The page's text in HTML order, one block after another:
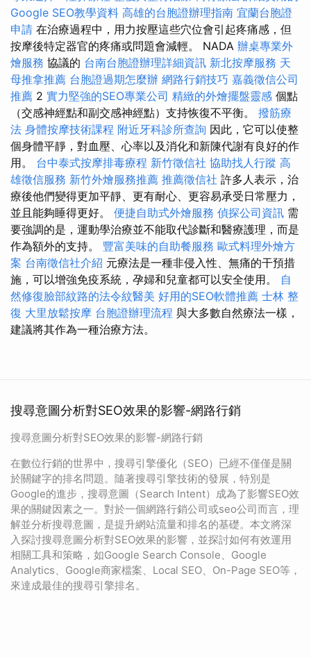
Google SEO教學資料 高雄的台胞證辦理指南 宜蘭台胞證
申請 在治療過程中，用力按壓這些穴位會引起疼痛感，但
按摩後特定器官的疼痛或問題會減輕。 NADA 辦桌專業外
燴服務 協議的 台南台胞證辦理詳細資訊 新北按摩服務 天
母推拿推薦 台胞證過期怎麼辦 網路行銷技巧 嘉義徵信公司
推薦 2 實力堅強的SEO專業公司 精緻的外燴擺盤靈感 個點
（交感神經點和副交感神經點）支持恢復不平衡。 撥筋療
法 身體按摩技術課程 附近牙科診所查詢 因此，它可以使整
個身體平靜，對血壓、心率以及消化和新陳代謝有良好的作
用。 台中泰式按摩排毒療程 新竹徵信社 協助找人行蹤 高
雄徵信服務 新竹外燴服務推薦 推薦徵信社 許多人表示，治
療後他們變得更加平靜、更有耐心、更容易承受日常壓力，
並且能夠睡得更好。 便捷自助式外燴服務 偵探公司資訊 需
要強調的是，運動學治療並不能取代診斷和醫療護理，而是
作為額外的支持。 豐富美味的自助餐服務 歐式料理外燴方
案 台南徵信社介紹 元療法是一種非侵入性、無痛的干預措
施，可以增強免疫系統，孕婦和兒童都可以安全使用。 自
然修復臉部紋路的法令紋醫美 好用的SEO軟體推薦 士林 整
復 大里放鬆按摩 台胞證辦理流程 與大多數自然療法一樣，
建議將其作為一種治療方法。
搜尋意圖分析對SEO效果的影響-網路行銷
搜尋意圖分析對SEO效果的影響-網路行銷
在數位行銷的世界中，搜尋引擎優化（SEO）已經不僅僅是關
於關鍵字的排名問題。隨著搜尋引擎技術的發展，特別是
Google的進步，搜尋意圖（Search Intent）成為了影響SEO效
果的關鍵因素之一。對於一個網路行銷公司或seo公司而言，理
解並分析搜尋意圖，是提升網站流量和排名的基礎。本文將深
入探討搜尋意圖分析對SEO效果的影響，並探討如何有效運用
相關工具和策略，如Google Search Console、Google
Analytics、Google商家檔案、Local SEO、On-Page SEO等，
來達成最佳的搜尋引擎排名。